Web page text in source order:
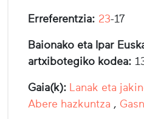
Erreferentzia: 23-17
Baionako eta Ipar
artxibotegiko kodea:
Gaia(k): Lanak eta
Abere hazkuntza ,